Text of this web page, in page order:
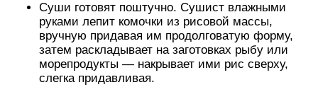
Суши готовят поштучно. Сушист влажными
руками лепит комочки из рисовой массы,
вручную придавая им продолговатую форму,
затем раскладывает на заготовках рыбу или
морепродукты — накрывает ими рис сверху,
слегка придавливая.